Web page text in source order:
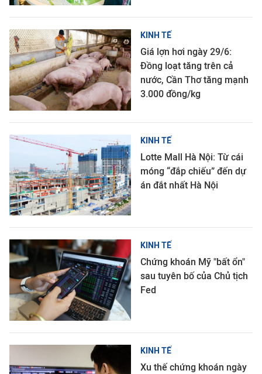
KINH TẾ
Giá lợn hơi ngày 29/6:
Đồng loạt tăng trên cả
nước, Cần Thơ tăng mạnh
3.000 đồng/kg
KINH TẾ
Lotte Mall Hà Nội: Từ cái
móng “đắp chiếu” đến dự
án đắt nhất Hà Nội
KINH TẾ
Chứng khoán Mỹ "bất ổn"
sau tuyên bố của Chủ tịch
Fed
KINH TẾ
Xu thế chứng khoán ngày